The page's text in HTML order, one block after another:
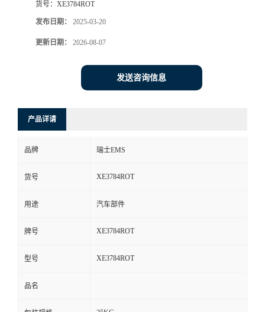
货号： XE3784ROT
发布日期： 2025-03-20
更新日期： 2026-08-07
发送咨询信息
产品详请
品牌 瑞士EMS
货号 XE3784ROT
用途 汽车部件
牌号 XE3784ROT
型号 XE3784ROT
品名